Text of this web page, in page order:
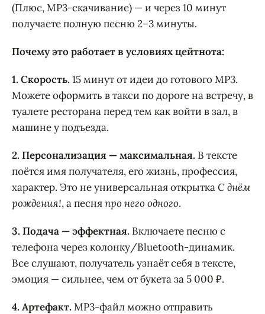
(Плюс, MP3-скачивание) — и через 10 минут
получаете полную песню 2–3 минуты.
Почему это работает в условиях цейтнота:
1. Скорость. 15 минут от идеи до готового MP3.
Можете оформить в такси по дороге на встречу, в
туалете ресторана перед тем как войти в зал, в
машине у подъезда.
2. Персонализация — максимальная. В тексте
поётся имя получателя, его жизнь, профессия,
характер. Это не универсальная открыткаС днём
рождения!, а песняпро него одного.
3. Подача — эффектная. Включаете песню с
телефона через колонку/Bluetooth-динамик.
Все слушают, получатель узнаёт себя в тексте,
эмоция — сильнее, чем от букета за 5 000 ₽.
4. Артефакт. MP3-файл можно отправить